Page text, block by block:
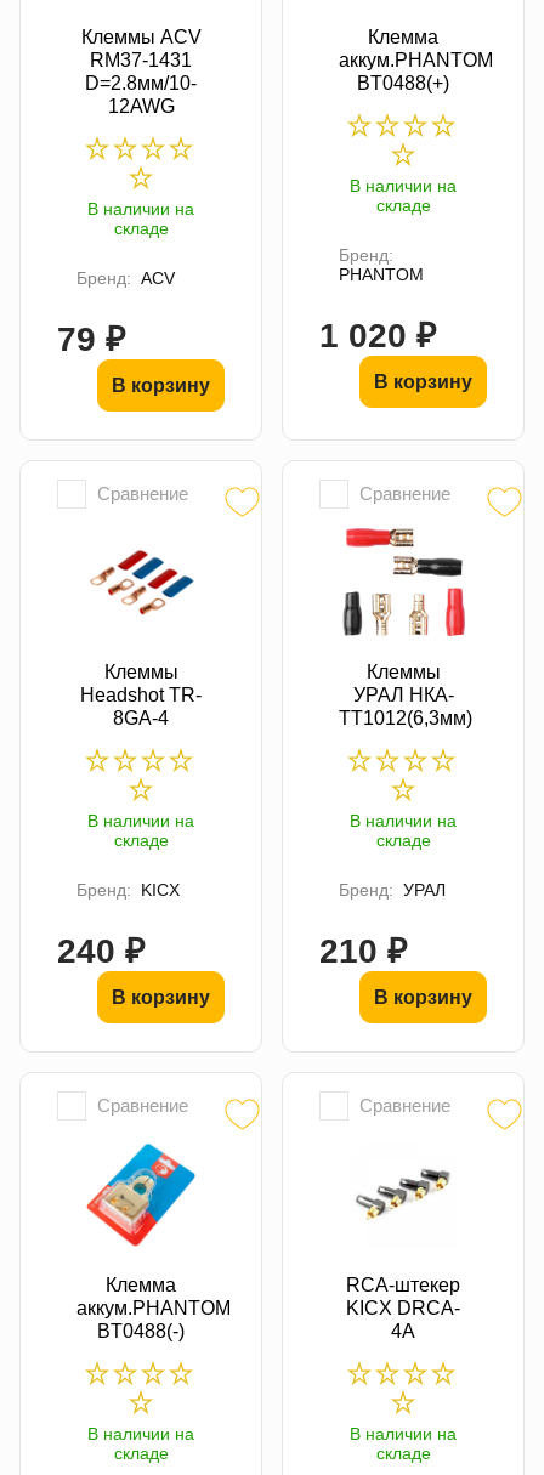
Клеммы ACV
RM37-1431
D=2.8мм/10-
12AWG
В наличии на
складе
Бренд: ACV
79 ₽
В корзину
Клемма
аккум.PHANTOM
BT0488(+)
В наличии на
складе
Бренд:
PHANTOM
1 020 ₽
В корзину
Сравнение
Клеммы
Headshot TR-
8GA-4
В наличии на
складе
Бренд: KICX
240 ₽
В корзину
Сравнение
Клеммы
УРАЛ НКА-
ТТ1012(6,3мм)
В наличии на
складе
Бренд: УРАЛ
210 ₽
В корзину
Сравнение
Клемма
аккум.PHANTOM
BT0488(-)
В наличии на
складе
Сравнение
RCA-штекер
KICX DRCA-
4A
В наличии на
складе